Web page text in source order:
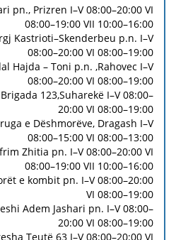
pn., Prizren I–V 08:00–20:00 VI
08:00–19:00 VII 10:00–16:00
Kastrioti–Skenderbeu p.n. I–V
08:00–20:00 VI 08:00–19:00
Hajda – Toni p.n. ,Rahovec I–V
08:00–20:00 VI 08:00–19:00
123,Suharekë I–V 08:00–
20:00 VI 08:00–19:00
e Dëshmorëve, Dragash I–V
08:00–15:00 VI 08:00–13:00
Zhitia pn. I–V 08:00–20:00 VI
08:00–19:00 VII 10:00–16:00
e kombit pn. I–V 08:00–20:00
VI 08:00–19:00
Adem Jashari pn. I–V 08:00–
20:00 VI 08:00–19:00
Teutë 63 I–V 08:00–20:00 VI